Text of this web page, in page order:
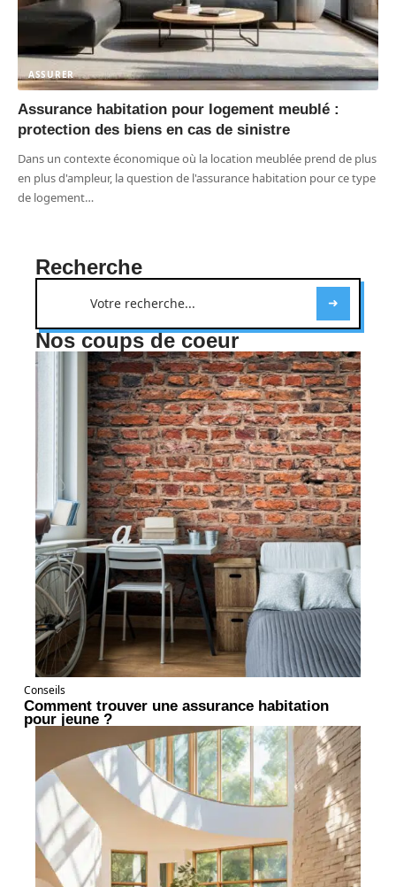
ASSURER
Assurance habitation pour logement meublé :
protection des biens en cas de sinistre
Dans un contexte économique où la location meublée prend de plus
en plus d'ampleur, la question de l'assurance habitation pour ce type
de logement…
Recherche
Nos coups de coeur
Conseils
Comment trouver une assurance habitation
pour jeune ?